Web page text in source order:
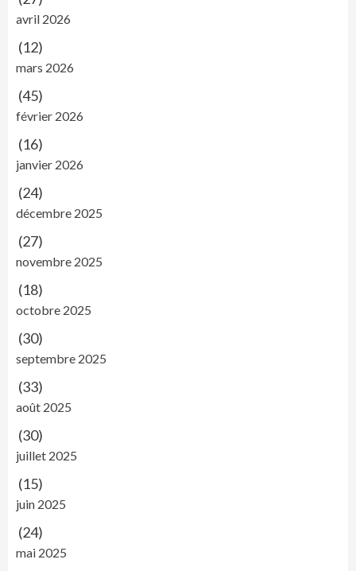
avril 2026
(12)
mars 2026
(45)
février 2026
(16)
janvier 2026
(24)
décembre 2025
(27)
novembre 2025
(18)
octobre 2025
(30)
septembre 2025
(33)
août 2025
(30)
juillet 2025
(15)
juin 2025
(24)
mai 2025